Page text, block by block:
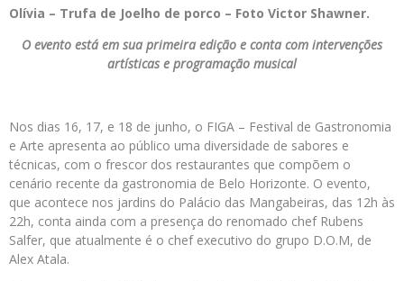
Olívia – Trufa de Joelho de porco – Foto Victor Shawner.
O evento está em sua primeira edição e conta com intervenções
artísticas e programação musical
Nos dias 16, 17, e 18 de junho, o FIGA – Festival de Gastronomia
e Arte apresenta ao público uma diversidade de sabores e
técnicas, com o frescor dos restaurantes que compõem o
cenário recente da gastronomia de Belo Horizonte. O evento,
que acontece nos jardins do Palácio das Mangabeiras, das 12h às
22h, conta ainda com a presença do renomado chef Rubens
Salfer, que atualmente é o chef executivo do grupo D.O.M, de
Alex Atala.